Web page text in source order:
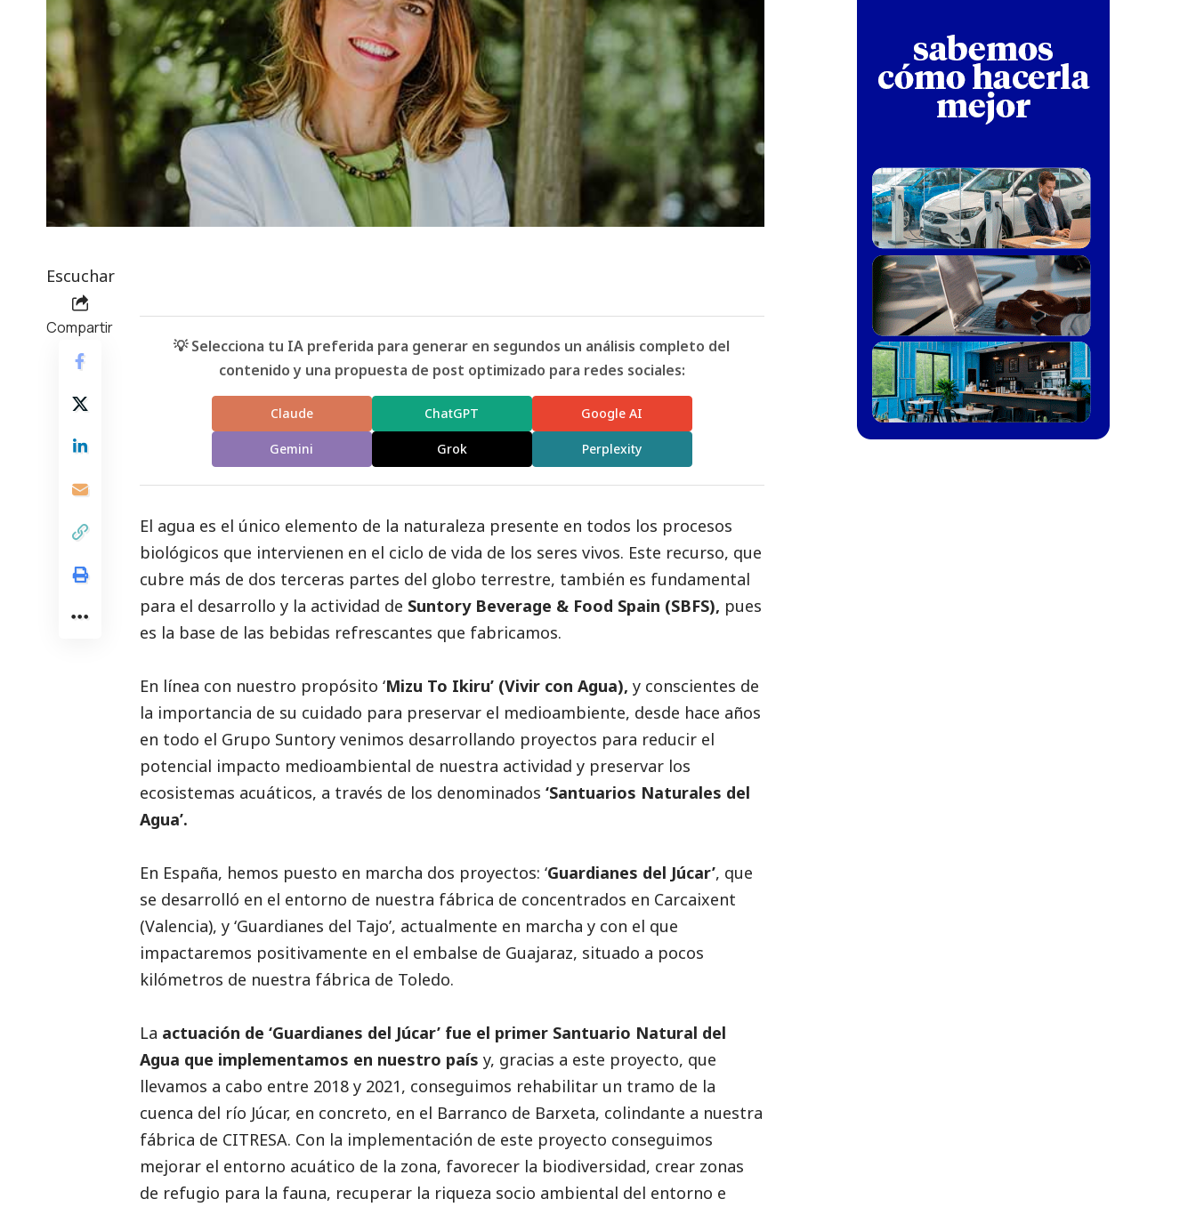
Escuchar
Compartir
💡 Selecciona tu IA preferida para generar en segundos un análisis completo del
contenido y una propuesta de post optimizado para redes sociales:
Claude ChatGPT Google AI
Gemini Grok Perplexity
El agua es el único elemento de la naturaleza presente en todos los procesos
biológicos que intervienen en el ciclo de vida de los seres vivos. Este recurso, que
cubre más de dos terceras partes del globo terrestre, también es fundamental
para el desarrollo y la actividad de Suntory Beverage & Food Spain (SBFS), pues
es la base de las bebidas refrescantes que fabricamos.
En línea con nuestro propósito ‘Mizu To Ikiru’ (Vivir con Agua), y conscientes de
la importancia de su cuidado para preservar el medioambiente, desde hace años
en todo el Grupo Suntory venimos desarrollando proyectos para reducir el
potencial impacto medioambiental de nuestra actividad y preservar los
ecosistemas acuáticos, a través de los denominados ‘Santuarios Naturales del
Agua’.
En España, hemos puesto en marcha dos proyectos: ‘Guardianes del Júcar’, que
se desarrolló en el entorno de nuestra fábrica de concentrados en Carcaixent
(Valencia), y ‘Guardianes del Tajo’, actualmente en marcha y con el que
impactaremos positivamente en el embalse de Guajaraz, situado a pocos
kilómetros de nuestra fábrica de Toledo.
La actuación de ‘Guardianes del Júcar’ fue el primer Santuario Natural del
Agua que implementamos en nuestro país y, gracias a este proyecto, que
llevamos a cabo entre 2018 y 2021, conseguimos rehabilitar un tramo de la
cuenca del río Júcar, en concreto, en el Barranco de Barxeta, colindante a nuestra
fábrica de CITRESA. Con la implementación de este proyecto conseguimos
mejorar el entorno acuático de la zona, favorecer la biodiversidad, crear zonas
de refugio para la fauna, recuperar la riqueza socio ambiental del entorno e